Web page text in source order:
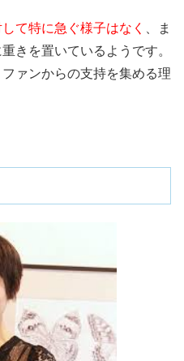
て特に急ぐ様子はなく
、ま
きを置いているようです。
ァンからの支持を集める理